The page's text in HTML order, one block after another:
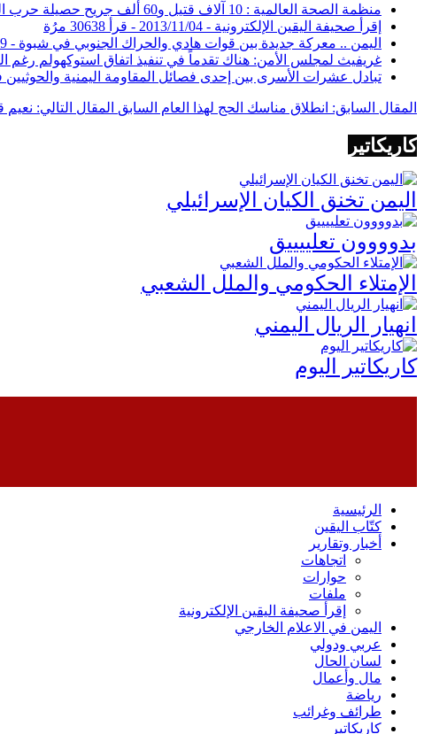
منظمة الصحة العالمية : 10 آلاف قتيل و60 ألف جريح حصيلة حرب اليمن -
إقرأ صحيفة اليقين الإلكترونية - 2013/11/04
- قرأ 30638 مرُة
اليمن .. معركة جديدة بين قوات هادي والحراك الجنوبي في شبوة -
غريفيث لمجلس الأمن: هناك تقدماً في تنفيذ اتفاق استوكهولم رغم
تبادل عشرات الأسرى بين إحدى فصائل المقاومة اليمنية
المقال السابق: انطلاق مناسك الحج لهذا العام السابق المقال التالي:
كاريكاتير
اليمن تخنق الكيان الإسرائيلي
بدوووون تعلييييق
الإمتلاء الحكومي والملل الشعبي
انهيار الريال اليمني
كاريكاتير اليوم
الرئيسية
كتّاب اليقين
أخبار وتقارير
اتجاهات
حوارات
ملفات
إقرأ صحيفة اليقين الإلكترونية
اليمن في الاعلام الخارجي
عربي ودولي
لسان الحال
مال وأعمال
رياضة
طرائف وغرائب
كاريكاتير